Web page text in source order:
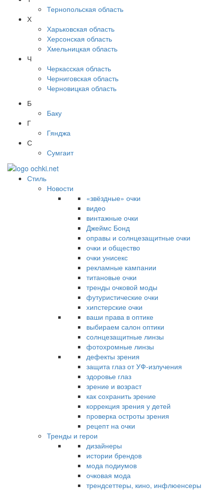
Тернопольская область
Х
Харьковская область
Херсонская область
Хмельницкая область
Ч
Черкасская область
Черниговская область
Черновицкая область
Б
Баку
Г
Гянджа
С
Сумгаит
Стиль
Новости
«звёздные» очки
видео
винтажные очки
Джеймс Бонд
оправы и солнцезащитные очки
очки и общество
очки унисекс
рекламные кампании
титановые очки
тренды очковой моды
футуристические очки
хипстерские очки
ваши права в оптике
выбираем салон оптики
солнцезащитные линзы
фотохромные линзы
дефекты зрения
защита глаз от УФ-излучения
здоровье глаз
зрение и возраст
как сохранить зрение
коррекция зрения у детей
проверка остроты зрения
рецепт на очки
Тренды и герои
дизайнеры
истории брендов
мода подиумов
очковая мода
трендсеттеры, кино, инфлюенсеры